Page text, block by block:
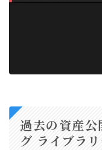
過去の資産
グ ライブラ